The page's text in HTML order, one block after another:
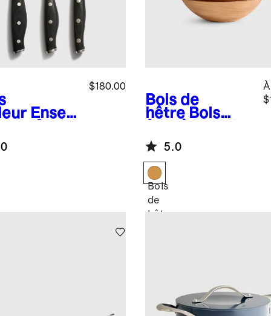
Ense
$180.00
Bois de
hêtre Bols
en bois
(ensemble de
4)
5.0
Bois
de
hêtre